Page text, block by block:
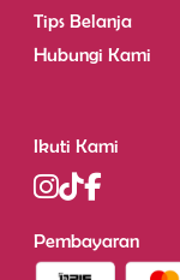
Tips Belanja
Hubungi Kami
Ikuti Kami
Pembayaran